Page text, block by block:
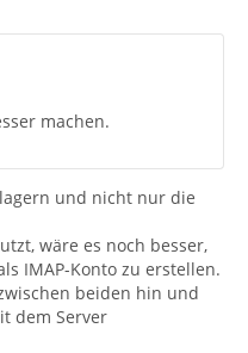
machen.
und nicht nur die
wäre es noch besser,
IMAP-Konto zu erstellen.
beiden hin und
dem Server